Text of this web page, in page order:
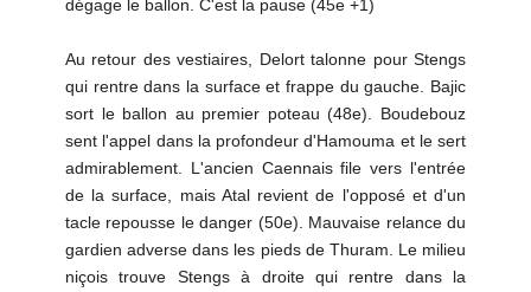
dégage le ballon. C'est la pause (45e +1)
Au retour des vestiaires, Delort talonne pour Stengs
qui rentre dans la surface et frappe du gauche. Bajic
sort le ballon au premier poteau (48e). Boudebouz
sent l'appel dans la profondeur d'Hamouma et le sert
admirablement. L'ancien Caennais file vers l'entrée
de la surface, mais Atal revient de l'opposé et d'un
tacle repousse le danger (50e). Mauvaise relance du
gardien adverse dans les pieds de Thuram. Le milieu
niçois trouve Stengs à droite qui rentre dans la